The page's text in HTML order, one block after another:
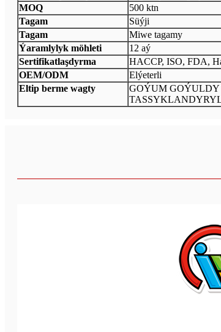
MOQ
500 ktn
Tagam
Süýji
Tagam
Miwe tagamy
Ýaramlylyk möhleti
12 aý
Sertifikatlaşdyrma
HACCP, ISO, FDA,
OEM/ODM
Elýeterli
Eltip berme wagty
GOÝUM GOÝULDY